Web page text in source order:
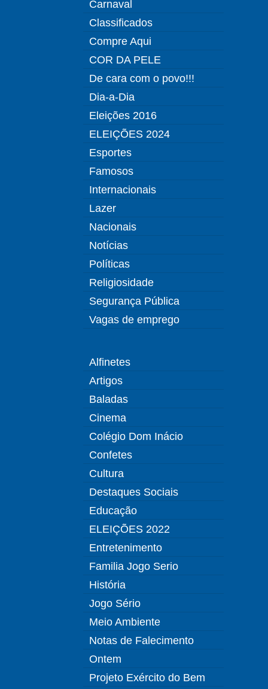
Carnaval
Classificados
Compre Aqui
COR DA PELE
De cara com o povo!!!
Dia-a-Dia
Eleições 2016
ELEIÇÕES 2024
Esportes
Famosos
Internacionais
Lazer
Nacionais
Notícias
Políticas
Religiosidade
Segurança Pública
Vagas de emprego
Alfinetes
Artigos
Baladas
Cinema
Colégio Dom Inácio
Confetes
Cultura
Destaques Sociais
Educação
ELEIÇÕES 2022
Entretenimento
Familia Jogo Serio
História
Jogo Sério
Meio Ambiente
Notas de Falecimento
Ontem
Projeto Exército do Bem